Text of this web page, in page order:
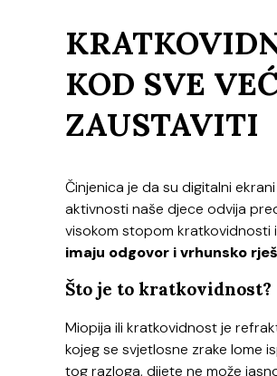
KOD SVE
ZAUSTAVITI
Činjenica je da su digitalni
aktivnosti naše djece odvija
visokom stopom kratkovidnosti
imaju odgovor i vrhunsko
Što je to kratkovidnost?
Miopija ili kratkovidnost je
kojeg se svjetlosne zrake lome
tog razloga, dijete ne može